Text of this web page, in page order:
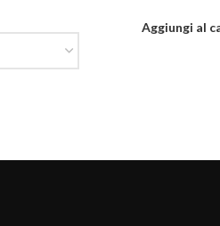
Aggiungi al